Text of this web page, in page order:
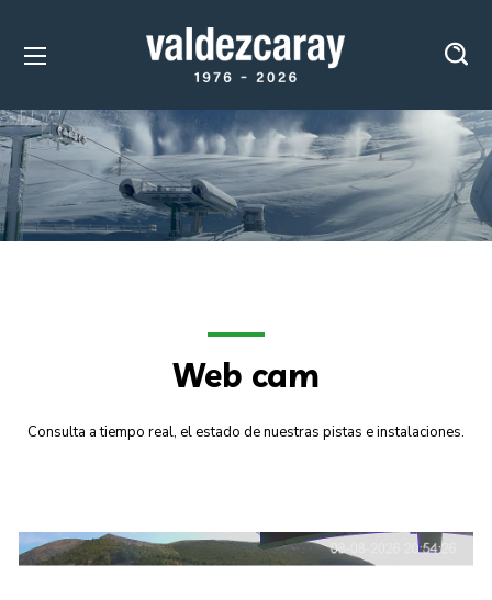
Web cam
Consulta a tiempo real, el estado de nuestras pistas e instalaciones.